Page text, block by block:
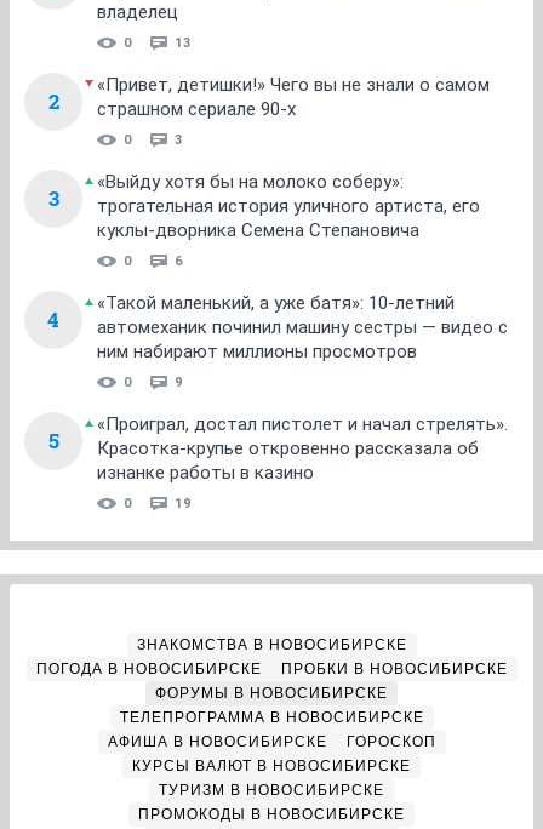
владелец
0 13
2
«Привет, детишки!» Чего вы не знали о самом
страшном сериале 90-х
0 3
3
«Выйду хотя бы на молоко соберу»:
трогательная история уличного артиста, его
куклы-дворника Семена Степановича
0 6
4
«Такой маленький, а уже батя»: 10-летний
автомеханик починил машину сестры — видео с
ним набирают миллионы просмотров
0 9
5
«Проиграл, достал пистолет и начал стрелять».
Красотка-крупье откровенно рассказала об
изнанке работы в казино
0 19
ЗНАКОМСТВА В НОВОСИБИРСКЕ
ПОГОДА В НОВОСИБИРСКЕ
ПРОБКИ В НОВОСИБИРСКЕ
ФОРУМЫ В НОВОСИБИРСКЕ
ТЕЛЕПРОГРАММА В НОВОСИБИРСКЕ
АФИША В НОВОСИБИРСКЕ
ГОРОСКОП
КУРСЫ ВАЛЮТ В НОВОСИБИРСКЕ
ТУРИЗМ В НОВОСИБИРСКЕ
ПРОМОКОДЫ В НОВОСИБИРСКЕ